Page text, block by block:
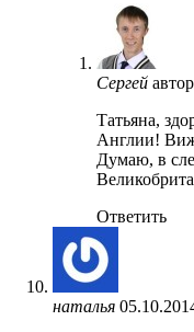
Сергей автор
Татьяна,
Англии!
Думаю, в
Ответить
наталья